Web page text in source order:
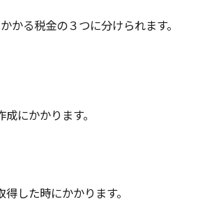
る税金の３つに分けられます。
にかかります。
した時にかかります。